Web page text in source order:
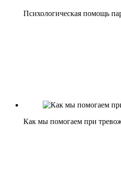
Психологическая помощь
Как мы помогаем при